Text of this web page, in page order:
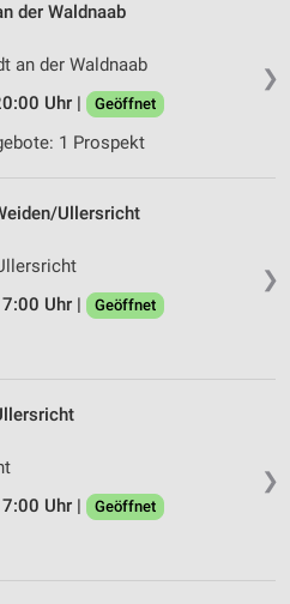
❯
der Waldnaab
an der Waldnaab
Uhr |
Geöffnet
1 Prospekt
❯
Ullersricht
Uhr |
Geöffnet
❯
Uhr |
Geöffnet